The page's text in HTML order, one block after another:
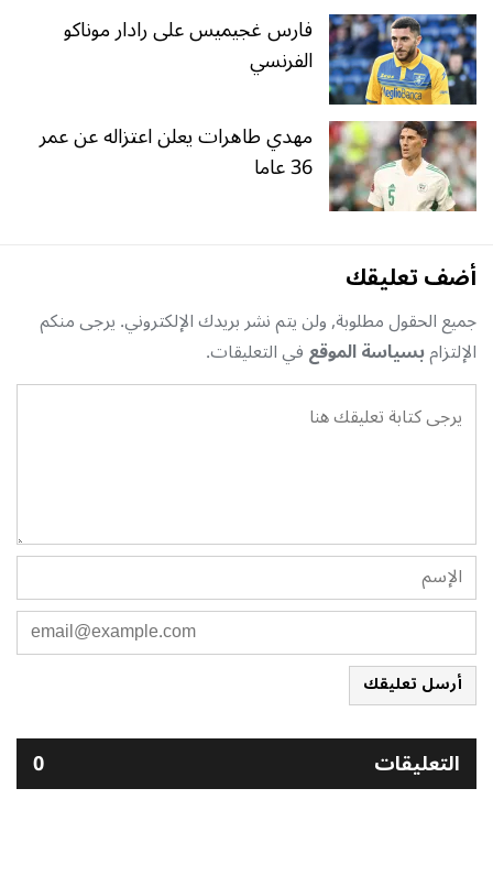
فارس غجيميس على رادار موناكو
الفرنسي
مهدي طاهرات يعلن اعتزاله عن عمر
36 عاما
أضف تعليقك
جميع الحقول مطلوبة, ولن يتم نشر بريدك الإلكتروني. يرجى منكم
الإلتزامبسياسة الموقعفي التعليقات.
أرسل تعليقك
التعليقات 0